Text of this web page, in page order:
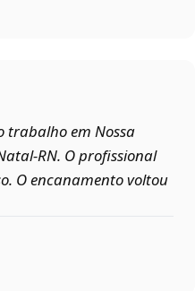
trabalho em Nossa
O profissional
O encanamento voltou